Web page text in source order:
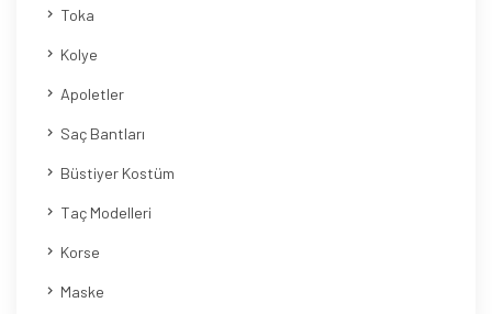
Toka
Kolye
Apoletler
Saç Bantları
Büstiyer Kostüm
Taç Modelleri
Korse
Maske